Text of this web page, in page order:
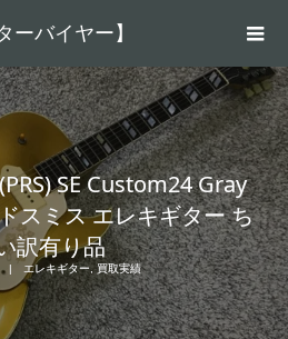
ーバイヤー】
SE Custom24 Gray
スミス エレキギター ち
訳有り品
エレキギター,買取実績